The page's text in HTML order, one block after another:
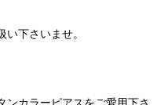
下さいませ。
カラーピアスをご愛用下さ